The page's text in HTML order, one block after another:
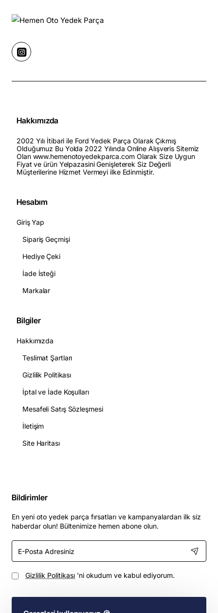
Hakkımızda
2002 Yılı İtibari ile Ford Yedek Parça Olarak Çıkmış
Olduğumuz Bu Yolda 2022 Yılında Online Alışveris Sitemiz
Olan www.hemenotoyedekparca.com Olarak Size Uygun
Fiyat ve ürün Yelpazasini Genişleterek Siz Değerli
Müşterilerine Hizmet Vermeyi ilke Edinmiştir.
Hesabım
Giriş Yap
Sipariş Geçmişi
Hediye Çeki
İade İsteği
Markalar
Bilgiler
Hakkımızda
Teslimat Şartları
Gizlilik Politikası
İptal ve İade Koşulları
Mesafeli Satış Sözleşmesi
İletişim
Site Haritası
Bildirimler
En yeni oto yedek parça fırsatları ve kampanyalardan ilk siz
haberdar olun! Bültenimize hemen abone olun.
E-
Posta
Adresiniz
Gizlilik Politikası 'ni okudum ve kabul ediyorum.